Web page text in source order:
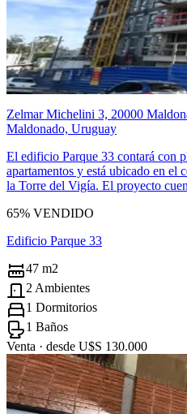
Zelmar Michelini 3, 20000
Maldonado, Uruguay
El edificio Parque 33 contará con
apartamentos y está ubicado en el
la Torre del Vigía. El proyecto
65% VENDIDO
Edificio Parque 33
47 m2
2 Ambientes
1 Dormitorios
1 Baños
Venta · desde U$S 130.000